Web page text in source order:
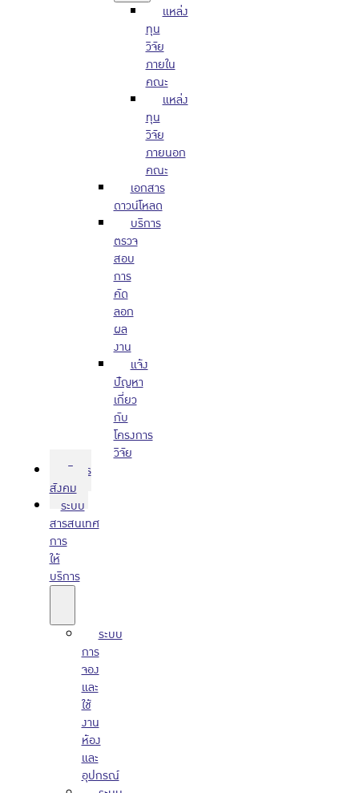
แหล่ง
ทุน
วิจัย
ภายใน
คณะ
แหล่ง
ทุน
วิจัย
ภายนอก
คณะ
เอกสาร
ดาวน์โหลด
บริการ
ตรวจ
สอบ
การ
คัด
ลอก
ผล
งาน
แจ้ง
ปัญหา
เกี่ยว
กับ
โครงการ
วิจัย
บริการ
สังคม
ระบบ
สารสนเทศ
การ
ให้
บริการ
ระบบ
การ
จอง
และ
ใช้
งาน
ห้อง
และ
อุปกรณ์